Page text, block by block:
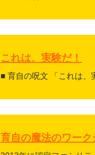
これは、実験だ！
■ 育自の呪文 「これは、
育自の魔法のワー